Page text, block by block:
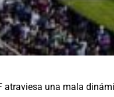
atraviesa una mala